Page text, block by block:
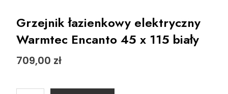
Grzejnik łazienkowy elektryczny
Warmtec Encanto 45 x 115 biały
709,00 zł